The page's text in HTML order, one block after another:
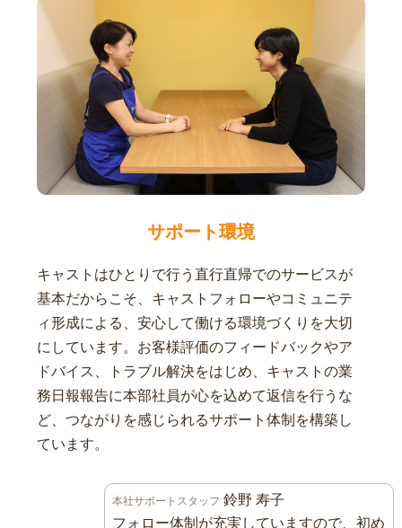
サポート環境
キャストはひとりで行う直行直帰でのサービスが
基本だからこそ、キャストフォローやコミュニテ
ィ形成による、安心して働ける環境づくりを大切
にしています。お客様評価のフィードバックやア
ドバイス、トラブル解決をはじめ、キャストの業
務日報報告に本部社員が心を込めて返信を行うな
ど、つながりを感じられるサポート体制を構築し
ています。
本社サポートスタッフ 鈴野 寿子
フォロー体制が充実していますので、初め